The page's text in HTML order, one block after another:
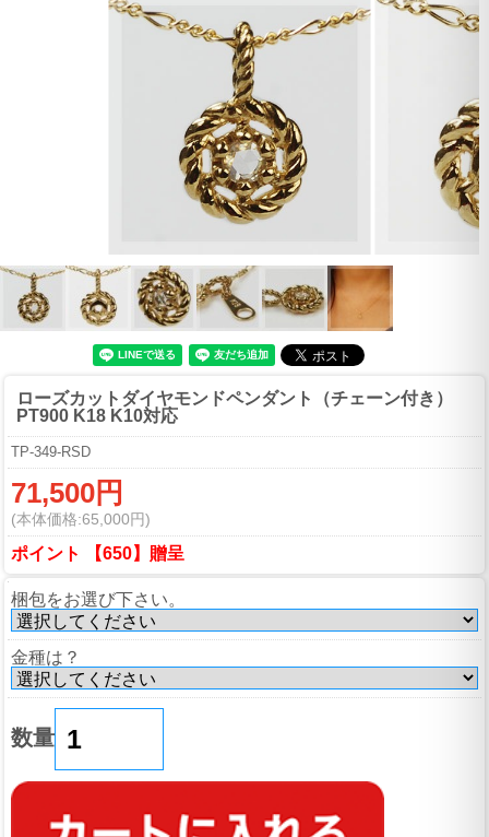
ローズカットダイヤモンドペンダント（チェーン付き）
PT900 K18 K10対応
TP-349-RSD
71,500円
(本体価格:65,000円)
ポイント 【650】贈呈
梱包をお選び下さい。
金種は？
数量